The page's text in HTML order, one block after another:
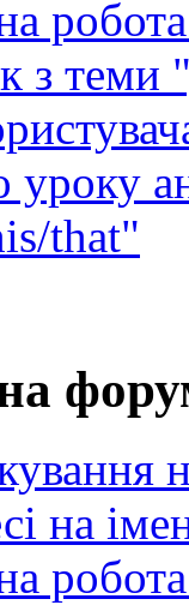
з теми
уроку
that"
на